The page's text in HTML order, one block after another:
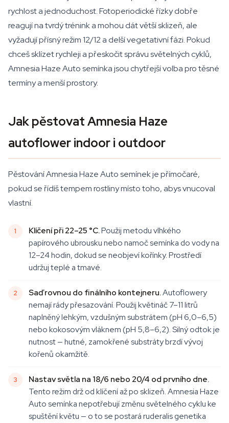
rychlost a jednoduchost. Fotoperiodické řízky dobře
reagují na tvrdý trénink a mohou dát větší sklizeň, ale
vyžadují přísný režim 12/12 a delší vegetativní fázi. Pokud
chceš sklízet rychleji a přeskočit správu světelných cyklů,
Amnesia Haze Auto semínka jsou chytřejší volba pro těsné
termíny a menší prostory.
Jak pěstovat Amnesia Haze
autoflower indoor i outdoor
Pěstování Amnesia Haze Auto semínek je přímočaré,
pokud se řídíš tempem rostliny místo toho, abys vnucoval
vlastní.
Klíčení při 22–25 °C.Použij metodu vlhkého
papírového ubrousku nebo namoč semínka do vody na
12–24 hodin, dokud se neobjeví kořínky. Prostředí
udržuj teplé a tmavé.
Saď rovnou do finálního kontejneru.Autoflowery
nemají rády přesazování. Použij květináč 7–11 litrů
naplněný lehkým, vzdušným substrátem (pH 6,0–6,5)
nebo kokosovým vláknem (pH 5,8–6,2). Silný odtok je
nutnost — hutné, zamokřené substráty brzdí vývoj
kořenů okamžitě.
Nastav světla na 18/6 nebo 20/4 od prvního dne.
Tento režim drž od klíčení až po sklizeň. Amnesia Haze
Auto semínka nepotřebují změnu světelného cyklu ke
spuštění květu — o to se postará ruderalis genetika